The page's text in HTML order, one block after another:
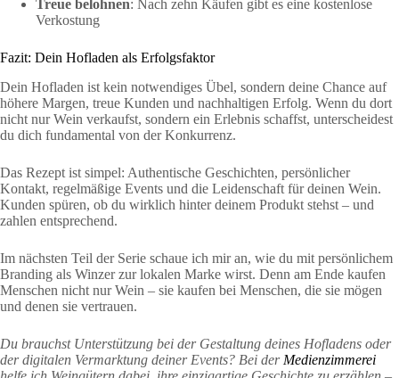
Treue belohnen: Nach zehn Käufen gibt es eine kostenlose
Verkostung
Fazit: Dein Hofladen als Erfolgsfaktor
Dein Hofladen ist kein notwendiges Übel, sondern deine Chance auf
höhere Margen, treue Kunden und nachhaltigen Erfolg. Wenn du dort
nicht nur Wein verkaufst, sondern ein Erlebnis schaffst, unterscheidest
du dich fundamental von der Konkurrenz.
Das Rezept ist simpel: Authentische Geschichten, persönlicher
Kontakt, regelmäßige Events und die Leidenschaft für deinen Wein.
Kunden spüren, ob du wirklich hinter deinem Produkt stehst – und
zahlen entsprechend.
Im nächsten Teil der Serie schaue ich mir an, wie du mit persönlichem
Branding als Winzer zur lokalen Marke wirst. Denn am Ende kaufen
Menschen nicht nur Wein – sie kaufen bei Menschen, die sie mögen
und denen sie vertrauen.
Du brauchst Unterstützung bei der Gestaltung deines Hofladens oder
der digitalen Vermarktung deiner Events? Bei der Medienzimmerei